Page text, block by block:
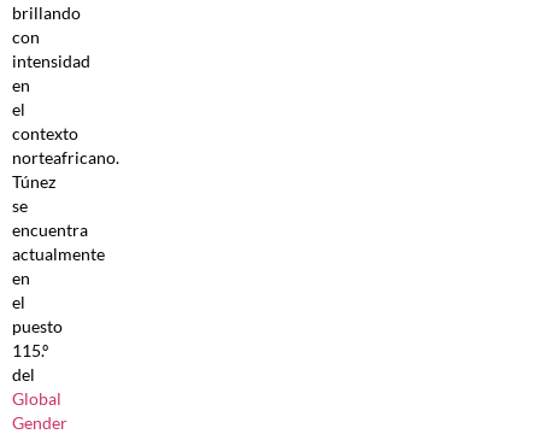
brillando
con
intensidad
en
el
contexto
norteafricano.
Túnez
se
encuentra
actualmente
en
el
puesto
115.º
del
Global
Gender